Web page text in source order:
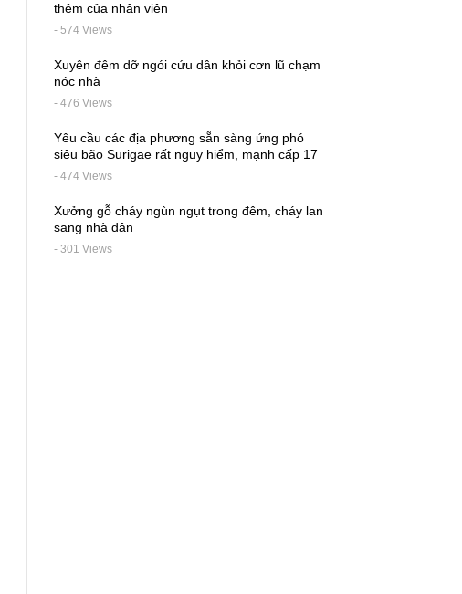
thêm của nhân viên
- 574 Views
Xuyên đêm dỡ ngói cứu dân khỏi cơn lũ chạm
nóc nhà
- 476 Views
Yêu cầu các địa phương sẵn sàng ứng phó
siêu bão Surigae rất nguy hiểm, mạnh cấp 17
- 474 Views
Xưởng gỗ cháy ngùn ngụt trong đêm, cháy lan
sang nhà dân
- 301 Views